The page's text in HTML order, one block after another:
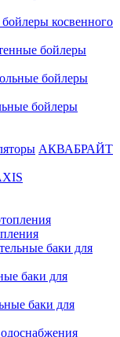
косвенного
бойлеры
бойлеры
бойлеры
АКВАБРАЙТ
баки для
баки для
баки для